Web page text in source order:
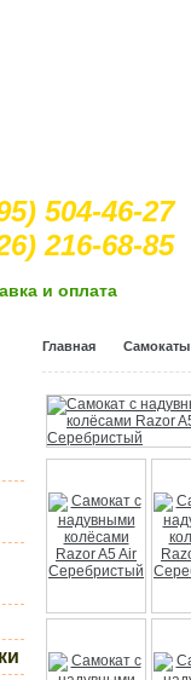
504-46-27
216-68-85
и оплата
Главная Самокаты